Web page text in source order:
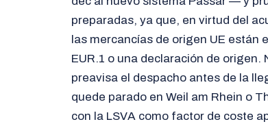
preparadas, ya que, en virtud del
las mercancías de origen UE están
EUR.1 o una declaración de
preavisa el despacho antes de la
quede parado en Weil am Rhein o
con la LSVA como factor de coste